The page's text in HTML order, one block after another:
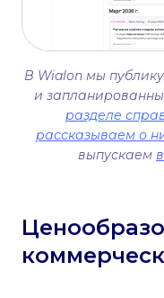
В Wialon мы
и
разделе
рассказываем о
выпускаем